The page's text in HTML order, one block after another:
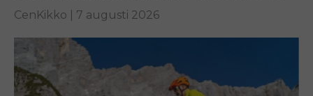
other...
CenKikko | 7 augusti 2026